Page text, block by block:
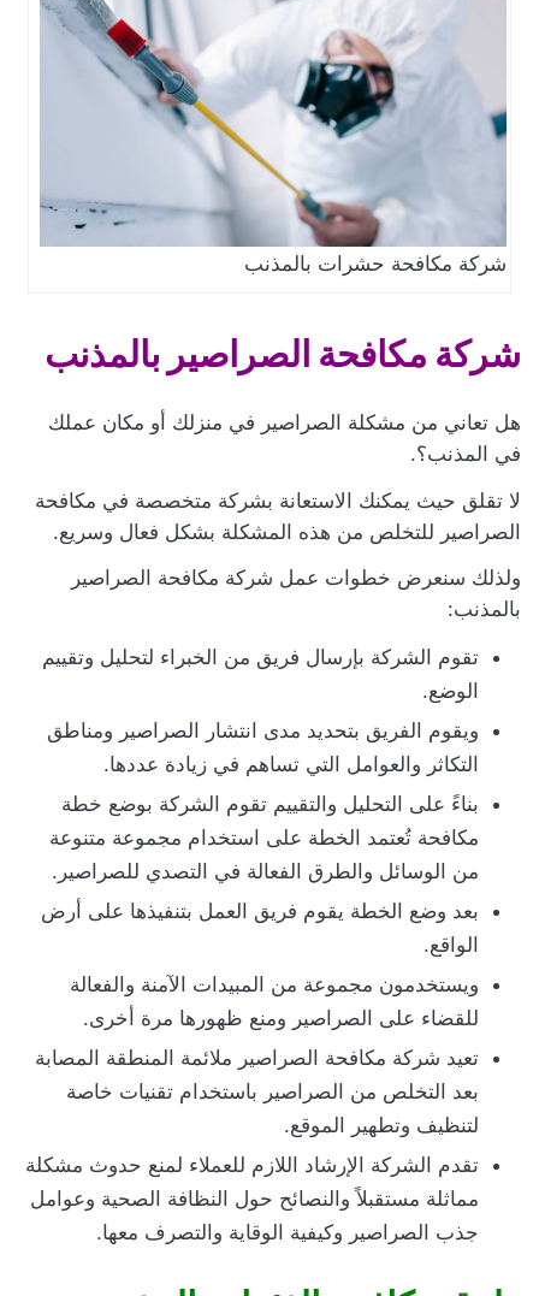
شركة مكافحة حشرات بالمذنب
شركة مكافحة الصراصير بالمذنب
هل تعاني من مشكلة الصراصير في منزلك أو مكان عملك
في المذنب؟.
لا تقلق حيث يمكنك الاستعانة بشركة متخصصة في مكافحة
الصراصير للتخلص من هذه المشكلة بشكل فعال وسريع.
ولذلك سنعرض خطوات عمل شركة مكافحة الصراصير
بالمذنب:
تقوم الشركة بإرسال فريق من الخبراء لتحليل وتقييم
الوضع.
ويقوم الفريق بتحديد مدى انتشار الصراصير ومناطق
التكاثر والعوامل التي تساهم في زيادة عددها.
بناءً على التحليل والتقييم تقوم الشركة بوضع خطة
مكافحة تُعتمد الخطة على استخدام مجموعة متنوعة
من الوسائل والطرق الفعالة في التصدي للصراصير.
بعد وضع الخطة يقوم فريق العمل بتنفيذها على أرض
الواقع.
ويستخدمون مجموعة من المبيدات الآمنة والفعالة
للقضاء على الصراصير ومنع ظهورها مرة أخرى.
تعيد شركة مكافحة الصراصير ملائمة المنطقة المصابة
بعد التخلص من الصراصير باستخدام تقنيات خاصة
لتنظيف وتطهير الموقع.
تقدم الشركة الإرشاد اللازم للعملاء لمنع حدوث مشكلة
مماثلة مستقبلاً والنصائح حول النظافة الصحية وعوامل
جذب الصراصير وكيفية الوقاية والتصرف معها.